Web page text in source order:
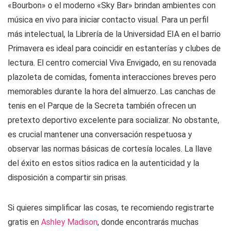
«Bourbon» o el moderno «Sky Bar» brindan ambientes con
música en vivo para iniciar contacto visual. Para un perfil
más intelectual, la Librería de la Universidad EIA en el barrio
Primavera es ideal para coincidir en estanterías y clubes de
lectura. El centro comercial Viva Envigado, en su renovada
plazoleta de comidas, fomenta interacciones breves pero
memorables durante la hora del almuerzo. Las canchas de
tenis en el Parque de la Secreta también ofrecen un
pretexto deportivo excelente para socializar. No obstante,
es crucial mantener una conversación respetuosa y
observar las normas básicas de cortesía locales. La llave
del éxito en estos sitios radica en la autenticidad y la
disposición a compartir sin prisas.
Si quieres simplificar las cosas, te recomiendo registrarte
gratis en Ashley Madison, donde encontrarás muchas